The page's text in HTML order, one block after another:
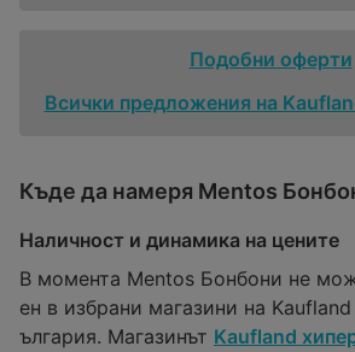
Подобни оферти
Всички предложения на
Къде да намеря Mentos
Наличност и динамика на цените
В момента Mentos Бонбони не
ен в избрани магазини на
ългария. Магазинът Kaufland